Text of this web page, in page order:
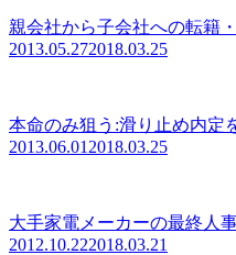
親会社から子会社への転籍
2013.05.272018.03.25
本命のみ狙う:滑り止め内定
2013.06.01 2018.03.25
大手家電メーカーの最終人
2012.10.222018.03.21